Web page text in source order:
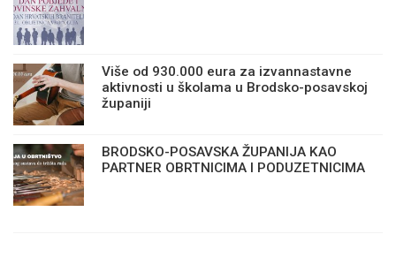
Više od 930.000 eura za izvannastavne
aktivnosti u školama u Brodsko-posavskoj
županiji
BRODSKO-POSAVSKA ŽUPANIJA KAO
PARTNER OBRTNICIMA I PODUZETNICIMA